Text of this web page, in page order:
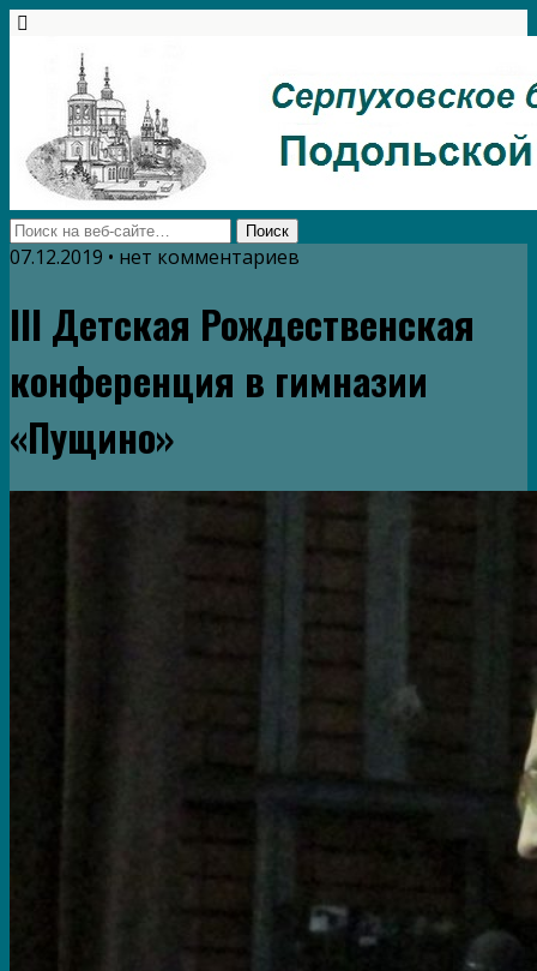
07.12.2019 • нет комментариев
III Детская Рождественская
конференция в гимназии
«Пущино»